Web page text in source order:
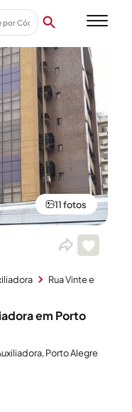
11 fotos
Rua Vinte e
em Porto
Porto Alegre